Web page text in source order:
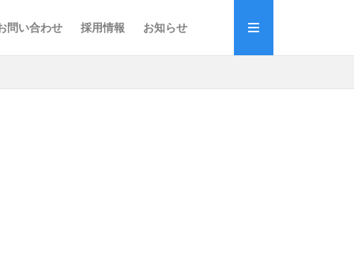
問い合わせ 採用情報 お知らせ